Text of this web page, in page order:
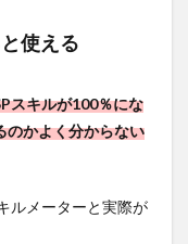
使える
スキルが100％にな
のかよく分からない
ルメーターと実際が